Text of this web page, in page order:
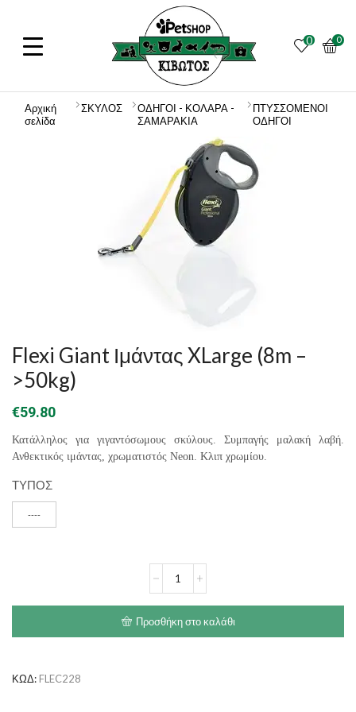
0 0
Αρχική
σελίδα
ΣΚΥΛΟΣ
ΟΔΗΓΟΙ - ΚΟΛΑΡΑ -
ΣΑΜΑΡΑΚΙΑ
ΠΤΥΣΣΟΜΕΝΟΙ
ΟΔΗΓΟΙ
Flexi Giant Ιμάντας XLarge (8m –
>50kg)
€59.80
Κατάλληλος για γιγαντόσωμους σκύλους. Συμπαγής μαλακή λαβή.
Ανθεκτικός ιμάντας, χρωματιστός Neon. Κλιπ χρωμίου.
ΤΥΠΟΣ
----
(8m
-
Προσθήκη στο καλάθι
ΚΩΔ: FLEC228